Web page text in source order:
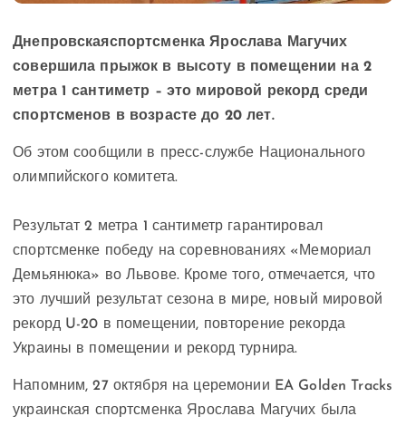
Днепровскаяспортсменка Ярослава Магучих
совершила прыжок в высоту в помещении на 2
метра 1 сантиметр – это мировой рекорд среди
спортсменов в возрасте до 20 лет.
Об этом сообщили в пресс-службе Национального
олимпийского комитета.
Результат 2 метра 1 сантиметр гарантировал
спортсменке победу на соревнованиях «Мемориал
Демьянюка» во Львове. Кроме того, отмечается, что
это лучший результат сезона в мире, новый мировой
рекорд U-20 в помещении, повторение рекорда
Украины в помещении и рекорд турнира.
Напомним, 27 октября на церемонии EA Golden Tracks
украинская спортсменка Ярослава Магучих была